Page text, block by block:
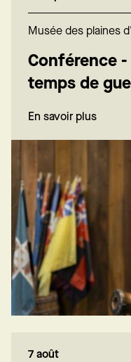
Musée des plaines
Conférence
temps de
En savoir plus
7 août